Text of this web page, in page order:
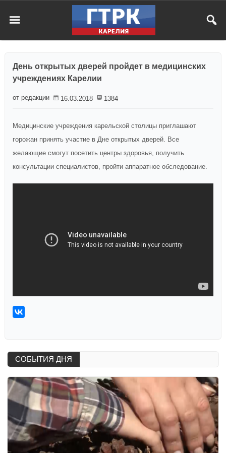
День открытых дверей пройдет в медицинских
учреждениях Карелии
от редакции 16.03.2018 1384
Медицинские учреждения карельской столицы приглашают
горожан принять участие в Дне открытых дверей. Все
желающие смогут посетить центры здоровья, получить
консультации специалистов, пройти аппаратное обследование.
СОБЫТИЯ ДНЯ